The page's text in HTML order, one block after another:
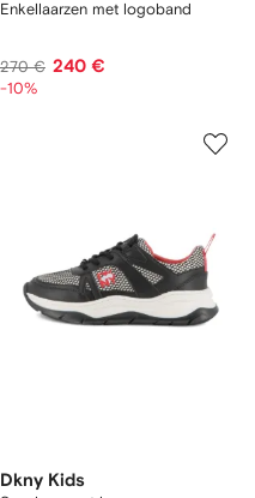
Enkellaarzen met logoband
270 € 240 €
-10%
Dkny Kids